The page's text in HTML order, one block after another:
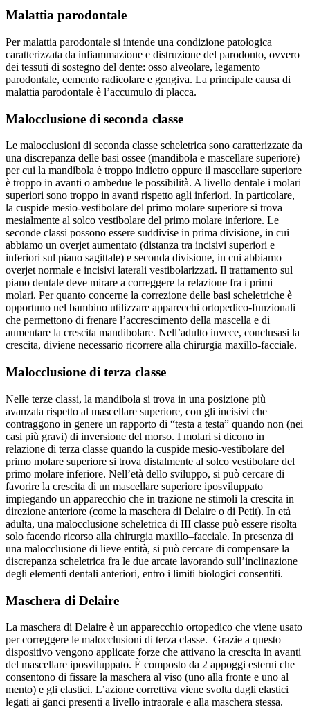
Malattia parodontale
Per malattia parodontale si intende una condizione patologica
caratterizzata da infiammazione e distruzione del parodonto, ovvero
dei tessuti di sostegno del dente: osso alveolare, legamento
parodontale, cemento radicolare e gengiva. La principale causa di
malattia parodontale è l’accumulo di placca.
Malocclusione di seconda classe
Le malocclusioni di seconda classe scheletrica sono caratterizzate da
una discrepanza delle basi ossee (mandibola e mascellare superiore)
per cui la mandibola è troppo indietro oppure il mascellare superiore
è troppo in avanti o ambedue le possibilità. A livello dentale i molari
superiori sono troppo in avanti rispetto agli inferiori. In particolare,
la cuspide mesio-vestibolare del primo molare superiore si trova
mesialmente al solco vestibolare del primo molare inferiore. Le
seconde classi possono essere suddivise in prima divisione, in cui
abbiamo un overjet aumentato (distanza tra incisivi superiori e
inferiori sul piano sagittale) e seconda divisione, in cui abbiamo
overjet normale e incisivi laterali vestibolarizzati. Il trattamento sul
piano dentale deve mirare a correggere la relazione fra i primi
molari. Per quanto concerne la correzione delle basi scheletriche è
opportuno nel bambino utilizzare apparecchi ortopedico-funzionali
che permettono di frenare l’accrescimento della mascella e di
aumentare la crescita mandibolare. Nell’adulto invece, conclusasi la
crescita, diviene necessario ricorrere alla chirurgia maxillo-facciale.
Malocclusione di terza classe
Nelle terze classi, la mandibola si trova in una posizione più
avanzata rispetto al mascellare superiore, con gli incisivi che
contraggono in genere un rapporto di “testa a testa” quando non (nei
casi più gravi) di inversione del morso. I molari si dicono in
relazione di terza classe quando la cuspide mesio-vestibolare del
primo molare superiore si trova distalmente al solco vestibolare del
primo molare inferiore. Nell’età dello sviluppo, si può cercare di
favorire la crescita di un mascellare superiore iposviluppato
impiegando un apparecchio che in trazione ne stimoli la crescita in
direzione anteriore (come la maschera di Delaire o di Petit). In età
adulta, una malocclusione scheletrica di III classe può essere risolta
solo facendo ricorso alla chirurgia maxillo–facciale. In presenza di
una malocclusione di lieve entità, si può cercare di compensare la
discrepanza scheletrica fra le due arcate lavorando sull’inclinazione
degli elementi dentali anteriori, entro i limiti biologici consentiti.
Maschera di Delaire
La maschera di Delaire è un apparecchio ortopedico che viene usato
per correggere le malocclusioni di terza classe. Grazie a questo
dispositivo vengono applicate forze che attivano la crescita in avanti
del mascellare iposviluppato. È composto da 2 appoggi esterni che
consentono di fissare la maschera al viso (uno alla fronte e uno al
mento) e gli elastici. L’azione correttiva viene svolta dagli elastici
legati ai ganci presenti a livello intraorale e alla maschera stessa.